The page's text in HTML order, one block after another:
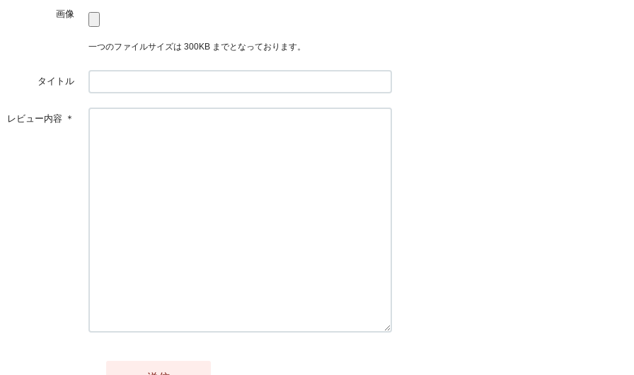
画像
一つのファイルサイズは 300KB までとなっております。
タイトル
レビュー内容 ＊